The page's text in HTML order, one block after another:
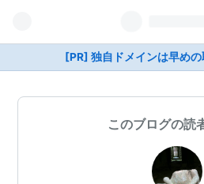
[PR] 独自ドメインは早めの
このブログの読